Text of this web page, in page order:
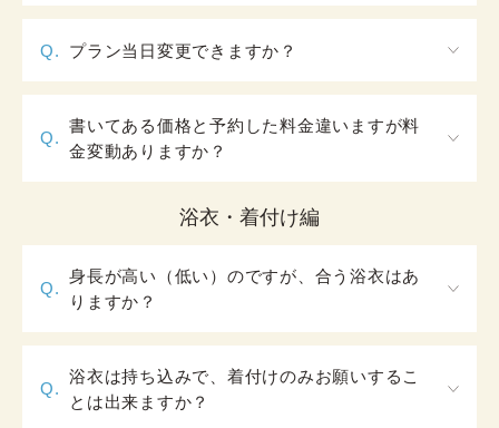
詳細」リンクからご自身でキャンセルをお願いしま
す。 ご不明点がございましたらお問い合わせフォー
ておりませんので、予めご了承くださいませ。
せ用の電話番号がございます。当日道に迷ってしま
われた場合は、電話にてお気軽にお問い合わせくだ
さい。
Q. プラン当日変更できますか？
願いいたします。
Q.
書いてある価格と予約した料金違いますが料
金変動ありますか？
を確認しご予約ください。
浴衣・着付け編
Q.
身長が高い（低い）のですが、合う浴衣はあ
りますか？
150cm～175㎝、男性で約165cm～200cmとそれよ
りやや大きな方に対応するいくつかのサイズ展開が
あるお仕立て上がり品です。ある程度は前後しても
Q.
浴衣は持ち込みで、着付けのみお願いするこ
とは出来ますか？